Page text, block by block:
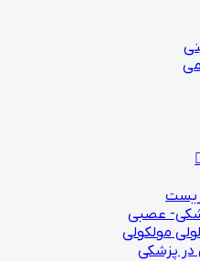
عصبی
مولکولی
پزشکی